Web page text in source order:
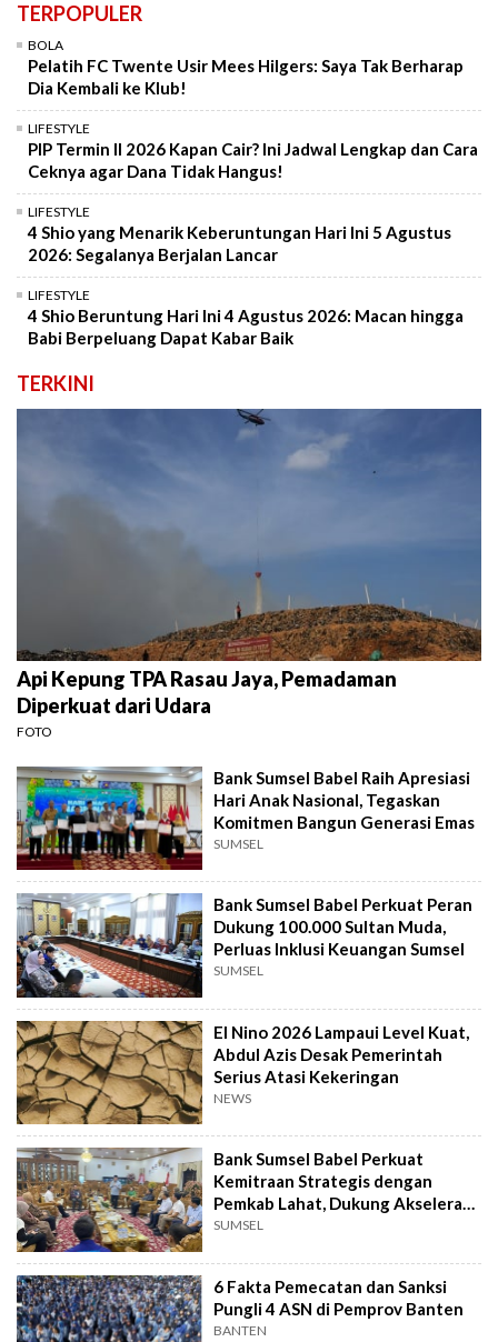
TERPOPULER
BOLA
Pelatih FC Twente Usir Mees Hilgers: Saya Tak Berharap
Dia Kembali ke Klub!
LIFESTYLE
PIP Termin II 2026 Kapan Cair? Ini Jadwal Lengkap dan Cara
Ceknya agar Dana Tidak Hangus!
LIFESTYLE
4 Shio yang Menarik Keberuntungan Hari Ini 5 Agustus
2026: Segalanya Berjalan Lancar
LIFESTYLE
4 Shio Beruntung Hari Ini 4 Agustus 2026: Macan hingga
Babi Berpeluang Dapat Kabar Baik
TERKINI
Api Kepung TPA Rasau Jaya, Pemadaman
Diperkuat dari Udara
FOTO
Bank Sumsel Babel Raih Apresiasi
Hari Anak Nasional, Tegaskan
Komitmen Bangun Generasi Emas
SUMSEL
Bank Sumsel Babel Perkuat Peran
Dukung 100.000 Sultan Muda,
Perluas Inklusi Keuangan Sumsel
SUMSEL
El Nino 2026 Lampaui Level Kuat,
Abdul Azis Desak Pemerintah
Serius Atasi Kekeringan
NEWS
Bank Sumsel Babel Perkuat
Kemitraan Strategis dengan
Pemkab Lahat, Dukung Akselerasi
Ekonomi Daerah
SUMSEL
6 Fakta Pemecatan dan Sanksi
Pungli 4 ASN di Pemprov Banten
BANTEN